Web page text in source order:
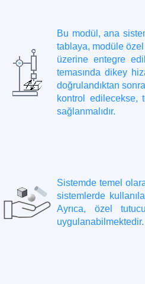
Bu modül, ana
tablaya, modüle
üzerine entegre
temasında dikey
doğrulandıktan
kontrol edilecekse,
sağlanmalıdır.
Sistemde temel
sistemlerde
Ayrıca, özel
uygulanabilmektedir.